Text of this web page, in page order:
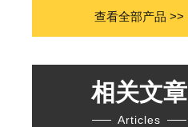
查看全部产品 >>
相关文章
Articles